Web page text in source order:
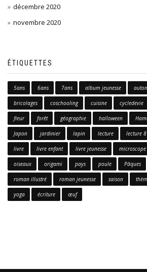
décembre 2020
novembre 2020
ÉTIQUETTES
5ans 6ans 7ans album jeunesse
bricolages coschooling cuisine cycledevie
fleur forêt géographie halloween
Japon jardinier lapin lecture lecture
livre livre enfant livre jeunesse microscope
oiseaux origami pays poule Pâques
roman illustré roman jeunesse saison
yoga écriture œuf